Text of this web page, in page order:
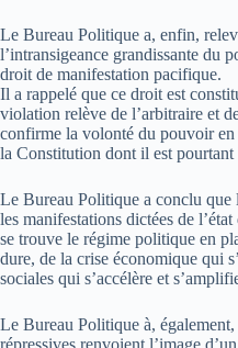
Le Bureau Politique a, enfin,
l’intransigeance grandissante du
droit de manifestation pacifique.
Il a rappelé que ce droit est
violation relève de l’arbitraire et
confirme la volonté du pouvoir en
la Constitution dont il est pourtant
Le Bureau Politique a conclu que
les manifestations dictées de
se trouve le régime politique en
dure, de la crise économique qui
sociales qui s’accélère et
Le Bureau Politique à,